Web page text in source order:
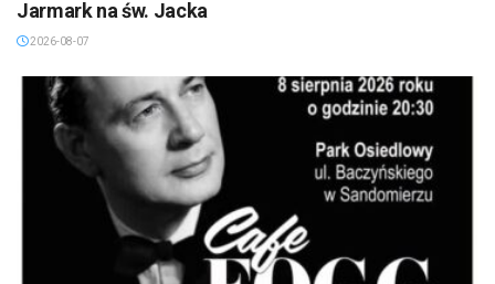
Jarmark na św. Jacka
2026-08-07